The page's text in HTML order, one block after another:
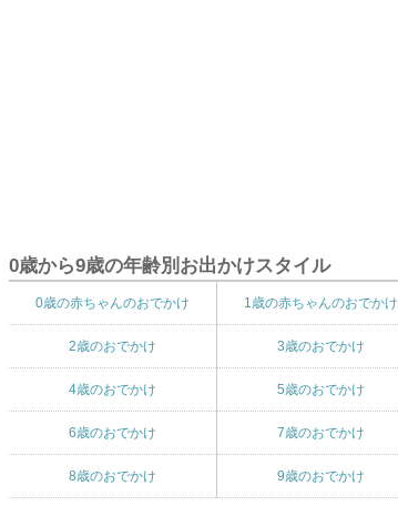
0歳から9歳の年齢別お出かけスタイル
0歳の赤ちゃんのおでかけ 1歳の赤ちゃんのおでかけ
2歳のおでかけ 3歳のおでかけ
4歳のおでかけ 5歳のおでかけ
6歳のおでかけ 7歳のおでかけ
8歳のおでかけ 9歳のおでかけ